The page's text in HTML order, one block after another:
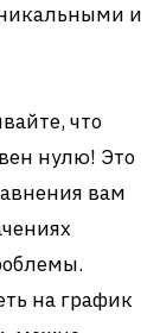
и
что
нулю! Это
вам
на график